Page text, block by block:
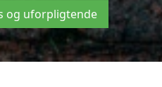
og uforpligtende